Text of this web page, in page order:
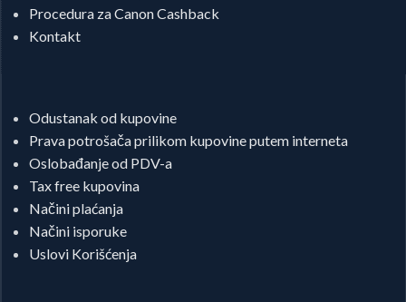
Procedura za Canon Cashback
Kontakt
Odustanak od kupovine
Prava potrošača prilikom kupovine putem interneta
Oslobađanje od PDV-a
Tax free kupovina
Načini plaćanja
Načini isporuke
Uslovi Korišćenja